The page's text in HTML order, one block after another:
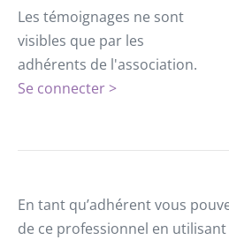
Les témoignages ne sont
visibles que par les
adhérents de l'association.
Se connecter >
En tant qu’adhérent vous
de ce professionnel en